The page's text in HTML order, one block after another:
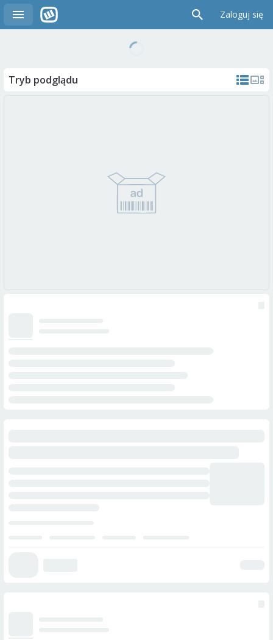
Zaloguj się
Tryb podglądu